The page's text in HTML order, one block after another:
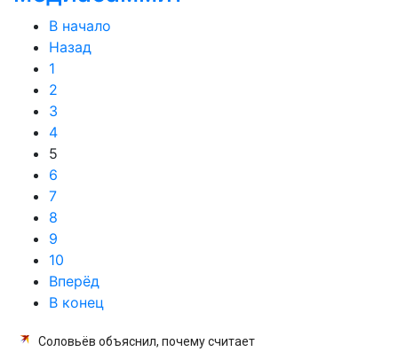
В начало
Назад
1
2
3
4
5
6
7
8
9
10
Вперёд
В конец
Соловьёв объяснил, почему считает